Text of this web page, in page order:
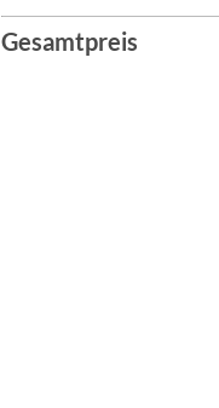
Gesamtpreis